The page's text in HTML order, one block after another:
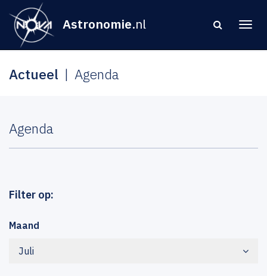
Astronomie.nl
Actueel Agenda
Agenda
Filter op:
Maand
Juli